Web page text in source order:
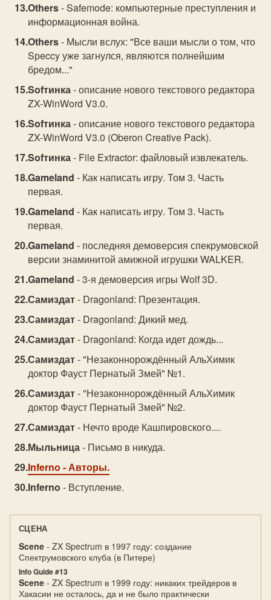
Others- Safemode: компьютерные преступления и
информационная война.
Others- Мысли вслух: "Все ваши мысли о том, что
Sрeccy уже загнулся, являются полнейшим
бредом..."
Sofтинка- описание нового текстового редактора
ZX-WinWord V3.0.
Sofтинка- описание нового текстового редактора
ZX-WinWord V3.0 (Oberon Creative Pack).
Sofтинка- File Extractor: файловый извлекатель.
Gameland - Как написать игру. Том 3. Часть
первая.
Gameland - Как написать игру. Том 3. Часть
первая.
Gameland - последняя демоверсия спекрумовской
версии знаминитой амижной игрушки WALKER.
Gameland - 3-я демоверсия игры Wolf 3D.
Самиздат- Dragonland: Презентация.
Самиздат- Dragonland: Дикий мед.
Самиздат- Dragonland: Когда идет дождь...
Самиздат- "Незаконнорождённый АльХимик
доктор Фауст Пернатый Змей" №1.
Самиздат- "Незаконнорождённый АльХимик
доктор Фауст Пернатый Змей" №2.
Самиздат- Нечто вроде Кашпировского....
Мыльница- Письмо в никуда.
Inferno - Авторы.
Inferno - Вступление.
СЦЕНА
Scene - ZX Spectrum в 1997 году: создание
Спектрумовского клуба (в Питере)
Info Guide #13
Scene - ZX Spectrum в 1999 году: никаких трейдеров в
Хакасии не осталось, да и не было практически